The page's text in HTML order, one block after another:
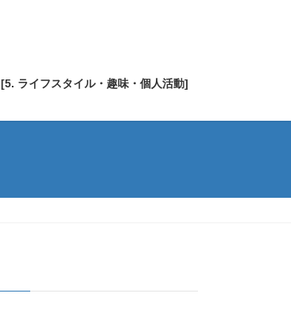
[5. ライフスタイル・趣味・個人活動]